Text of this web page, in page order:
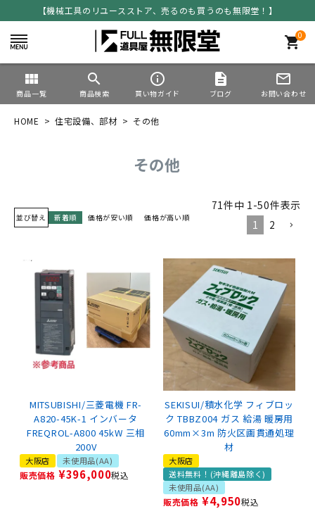
【機械工具のリユースストア、売るのも買うのも無限堂！】
0
shopping_cart
view_module
商品一覧
search
商品検索
info_outline
買い物ガイド
description
ブログ
mail_outline
お問い合わせ
HOME 住宅設備、部材 その他
その他
並び替え 新着順 価格が安い順 価格が高い順
71件中 1-50件表示
1
2
MITSUBISHI/三菱電機 FR-
A820-45K-1 インバータ
FREQROL-A800 45kW 三相
200V
大阪店 未使用品(AA)
販売価格 ¥396,000税込
SEKISUI/積水化学 フィブロッ
ク TBBZ004 ガス 給湯 暖房用
60mm×3m 防火区画貫通処理
材
大阪店
送料無料！(沖縄離島除く)
未使用品(AA)
販売価格 ¥4,950税込